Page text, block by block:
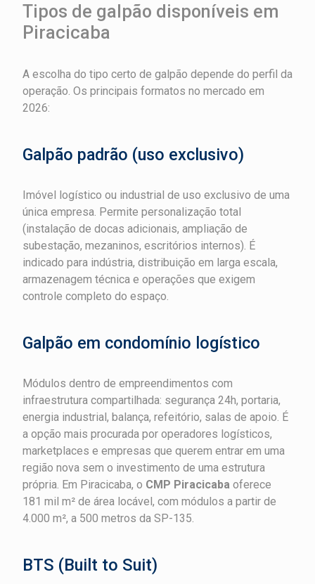
Tipos de galpão disponíveis em
Piracicaba
A escolha do tipo certo de galpão depende do perfil da
operação. Os principais formatos no mercado em
2026:
Galpão padrão (uso exclusivo)
Imóvel logístico ou industrial de uso exclusivo de uma
única empresa. Permite personalização total
(instalação de docas adicionais, ampliação de
subestação, mezaninos, escritórios internos). É
indicado para indústria, distribuição em larga escala,
armazenagem técnica e operações que exigem
controle completo do espaço.
Galpão em condomínio logístico
Módulos dentro de empreendimentos com
infraestrutura compartilhada: segurança 24h, portaria,
energia industrial, balança, refeitório, salas de apoio. É
a opção mais procurada por operadores logísticos,
marketplaces e empresas que querem entrar em uma
região nova sem o investimento de uma estrutura
própria. Em Piracicaba, o CMP Piracicaba oferece
181 mil m² de área locável, com módulos a partir de
4.000 m², a 500 metros da SP-135.
BTS (Built to Suit)